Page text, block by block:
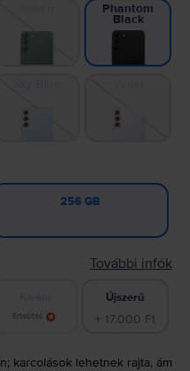
Phantom
Black
256 GB
További infók
Értesítés
Újszerű
+ 17.000 Ft
karcolások lehetnek rajta, ám